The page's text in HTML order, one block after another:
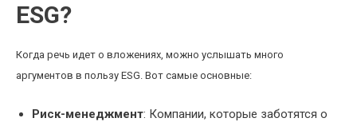
ESG?
Когда речь идет о вложениях, можно услышать много
аргументов в пользу ESG. Вот самые основные:
Риск-менеджмент: Компании, которые заботятся о